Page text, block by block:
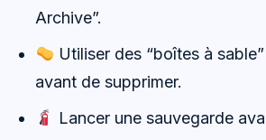
Archive”.
Utiliser des “boîtes à
avant de supprimer.
Lancer une sauvegarde